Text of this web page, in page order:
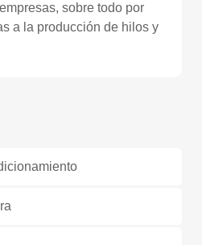
sobre todo por
a la producción de hilos y